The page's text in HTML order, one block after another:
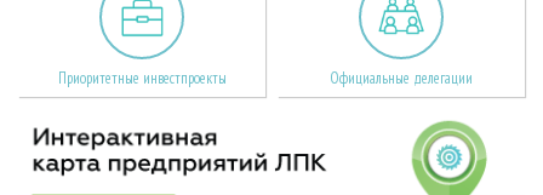
Приоритетные инвестпроекты Официальные делегации